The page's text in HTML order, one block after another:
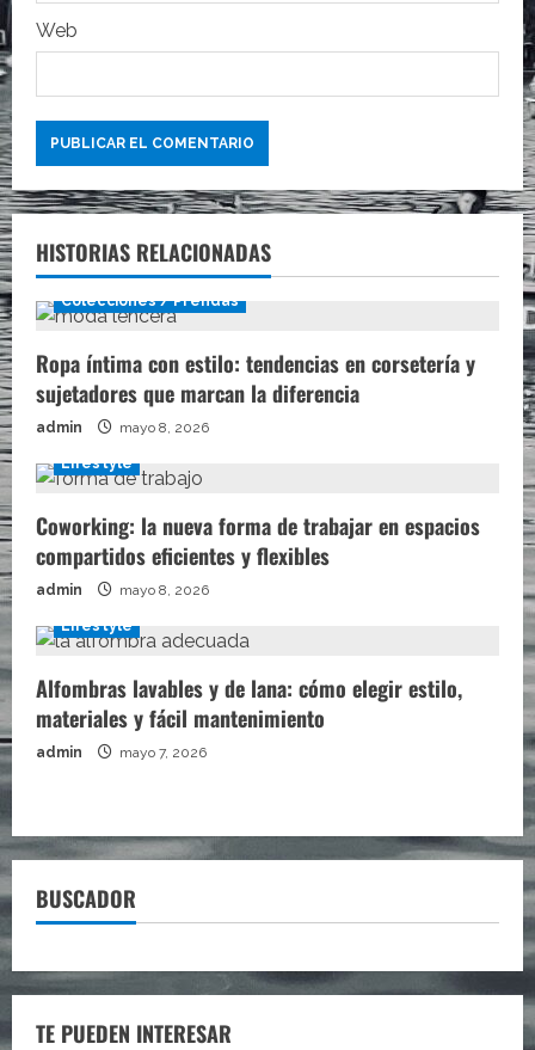
s
Web
HISTORIAS RELACIONADAS
Colecciones / Prendas
Ropa íntima con estilo: tendencias en corsetería y
sujetadores que marcan la diferencia
admin mayo 8, 2026
Lifestyle
Coworking: la nueva forma de trabajar en espacios
compartidos eficientes y flexibles
admin mayo 8, 2026
Lifestyle
Alfombras lavables y de lana: cómo elegir estilo,
materiales y fácil mantenimiento
admin mayo 7, 2026
BUSCADOR
TE PUEDEN INTERESAR